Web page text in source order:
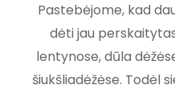
Pastebėjome, kad
dėti jau
lentynose, dūla
šiukšliadėžėse. Todėl